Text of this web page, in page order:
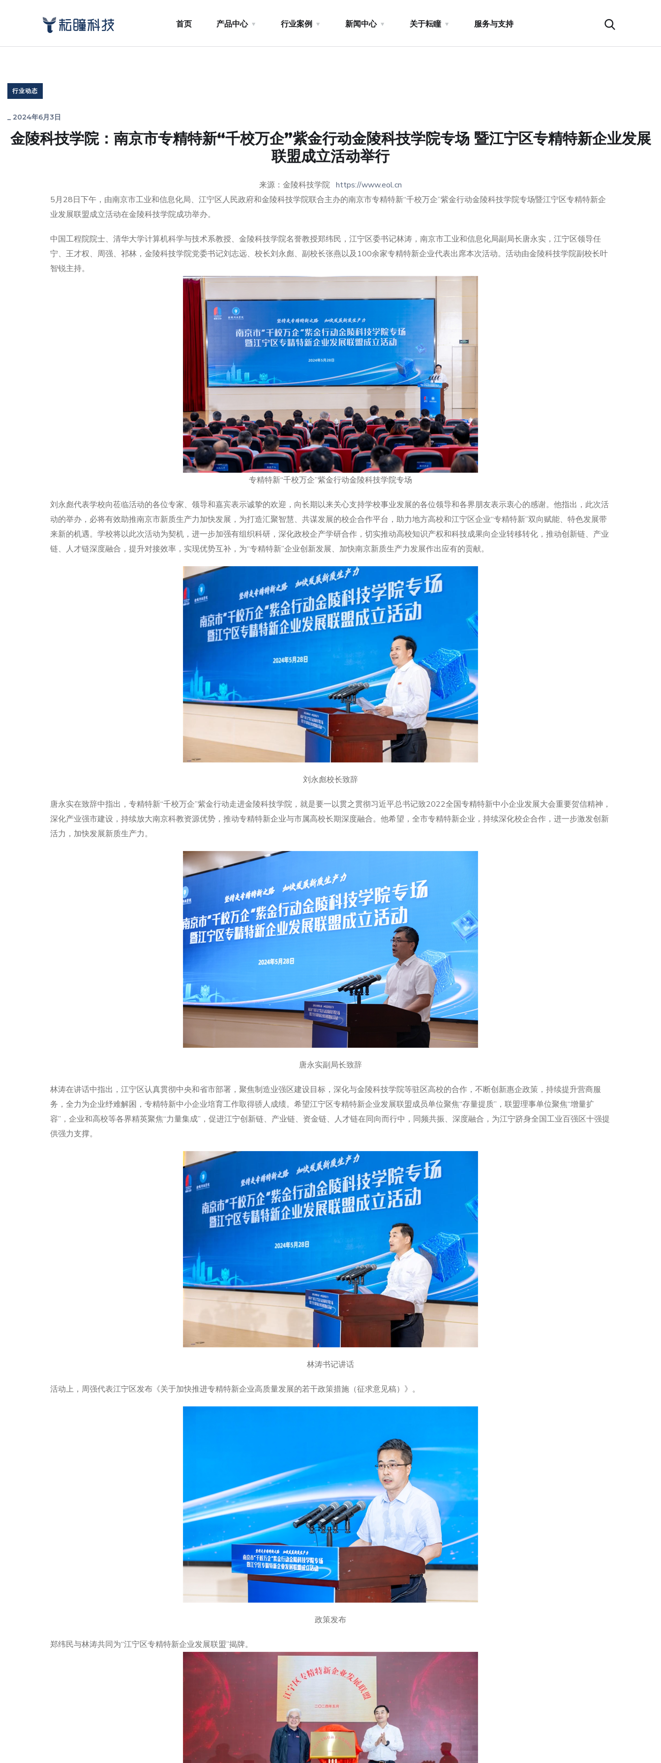
首页 产品中心 行业案例 新闻中心 关于耘瞳 服务与支持
行业动态
_ 2024年6月3日
金陵科技学院：南京市专精特新“千校万企”紫金行动金陵科技学院专场 暨江宁区专精特新企业发展
联盟成立活动举行
来源：金陵科技学院 https://www.eol.cn
5月28日下午，由南京市工业和信息化局、江宁区人民政府和金陵科技学院联合主办的南京市专精特新“千校万企”紫金行动金陵科技学院专场暨江宁区专精特新企
业发展联盟成立活动在金陵科技学院成功举办。
中国工程院院士、清华大学计算机科学与技术系教授、金陵科技学院名誉教授郑纬民，江宁区委书记林涛，南京市工业和信息化局副局长唐永实，江宁区领导任
宁、王才权、周强、祁林，金陵科技学院党委书记刘志远、校长刘永彪、副校长张燕以及100余家专精特新企业代表出席本次活动。活动由金陵科技学院副校长叶
智锐主持。
专精特新“千校万企”紫金行动金陵科技学院专场
刘永彪代表学校向莅临活动的各位专家、领导和嘉宾表示诚挚的欢迎，向长期以来关心支持学校事业发展的各位领导和各界朋友表示衷心的感谢。他指出，此次活
动的举办，必将有效助推南京市新质生产力加快发展，为打造汇聚智慧、共谋发展的校企合作平台，助力地方高校和江宁区企业“专精特新”双向赋能、特色发展带
来新的机遇。学校将以此次活动为契机，进一步加强有组织科研，深化政校企产学研合作，切实推动高校知识产权和科技成果向企业转移转化，推动创新链、产业
链、人才链深度融合，提升对接效率，实现优势互补，为“专精特新”企业创新发展、加快南京新质生产力发展作出应有的贡献。
刘永彪校长致辞
唐永实在致辞中指出，专精特新“千校万企”紫金行动走进金陵科技学院，就是要一以贯之贯彻习近平总书记致2022全国专精特新中小企业发展大会重要贺信精神，
深化产业强市建设，持续放大南京科教资源优势，推动专精特新企业与市属高校长期深度融合。他希望，全市专精特新企业，持续深化校企合作，进一步激发创新
活力，加快发展新质生产力。
唐永实副局长致辞
林涛在讲话中指出，江宁区认真贯彻中央和省市部署，聚焦制造业强区建设目标，深化与金陵科技学院等驻区高校的合作，不断创新惠企政策，持续提升营商服
务，全力为企业纾难解困，专精特新中小企业培育工作取得骄人成绩。希望江宁区专精特新企业发展联盟成员单位聚焦“存量提质”，联盟理事单位聚焦“增量扩
容”，企业和高校等各界精英聚焦“力量集成”，促进江宁创新链、产业链、资金链、人才链在同向而行中，同频共振、深度融合，为江宁跻身全国工业百强区十强提
供强力支撑。
林涛书记讲话
活动上，周强代表江宁区发布《关于加快推进专精特新企业高质量发展的若干政策措施（征求意见稿）》。
政策发布
郑纬民与林涛共同为“江宁区专精特新企业发展联盟”揭牌。